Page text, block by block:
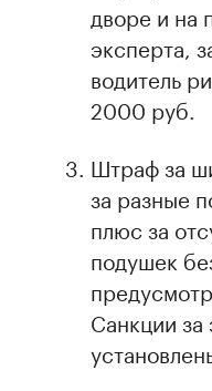
дворе и на
эксперта,
водитель
2000 руб.
Штраф за
за разные
плюс за
подушек
Санкции